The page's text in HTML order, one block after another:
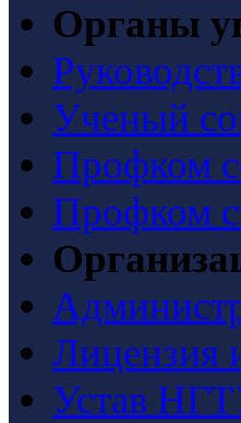
Органы
Ученый
Профком
Профком
Лицензия
Устав